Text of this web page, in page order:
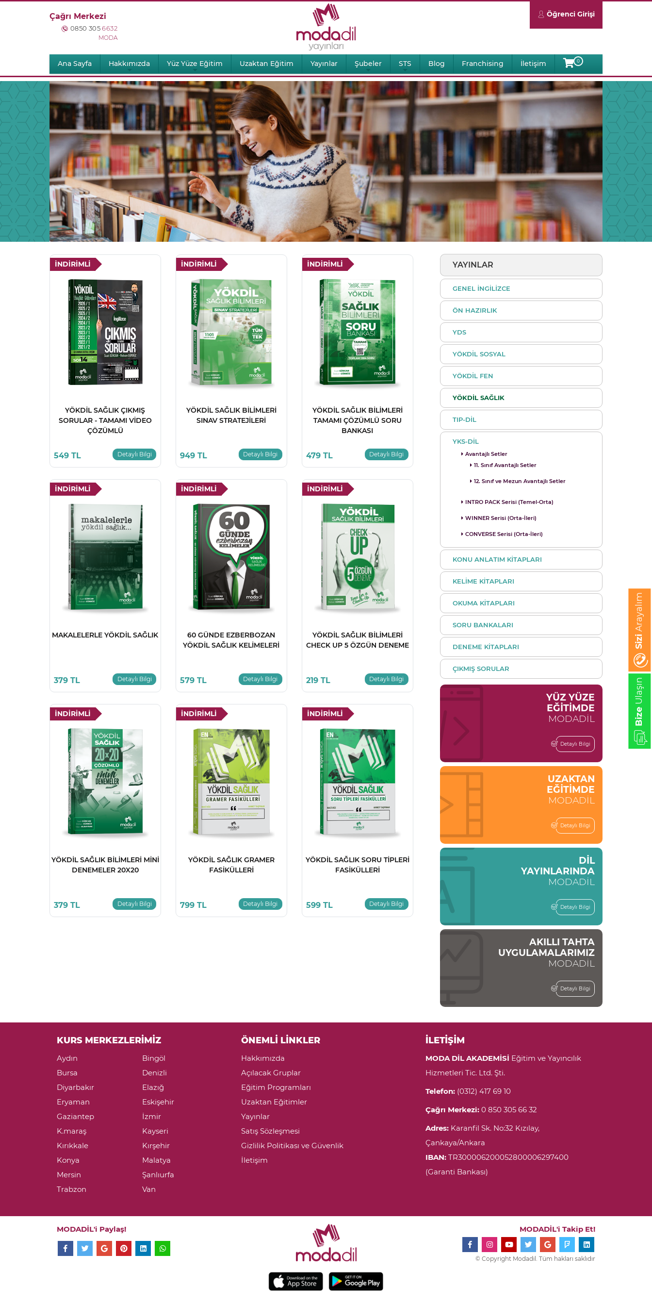
Çağrı Merkezi
0850 3056632
MODA
Öğrenci Girişi
Ana Sayfa Hakkımızda Yüz Yüze Eğitim Uzaktan Eğitim Yayınlar Şubeler STS Blog Franchising İletişim 0
İNDİRİMLİ
YÖKDİL SAĞLIK ÇIKMIŞ
SORULAR - TAMAMI VİDEO
ÇÖZÜMLÜ
549 TL Detaylı Bilgi
İNDİRİMLİ
YÖKDİL SAĞLIK BİLİMLERİ
SINAV STRATEJİLERİ
949 TL Detaylı Bilgi
İNDİRİMLİ
YÖKDİL SAĞLIK BİLİMLERİ
TAMAMI ÇÖZÜMLÜ SORU
BANKASI
479 TL Detaylı Bilgi
İNDİRİMLİ
MAKALELERLE YÖKDİL SAĞLIK
379 TL Detaylı Bilgi
İNDİRİMLİ
60 GÜNDE EZBERBOZAN
YÖKDİL SAĞLIK KELİMELERİ
579 TL Detaylı Bilgi
İNDİRİMLİ
YÖKDİL SAĞLIK BİLİMLERİ
CHECK UP 5 ÖZGÜN DENEME
219 TL Detaylı Bilgi
İNDİRİMLİ
YÖKDİL SAĞLIK BİLİMLERİ MİNİ
DENEMELER 20X20
379 TL Detaylı Bilgi
İNDİRİMLİ
YÖKDİL SAĞLIK GRAMER
FASİKÜLLERİ
799 TL Detaylı Bilgi
İNDİRİMLİ
YÖKDİL SAĞLIK SORU TİPLERİ
FASİKÜLLERİ
599 TL Detaylı Bilgi
YAYINLAR
GENEL İNGİLİZCE
ÖN HAZIRLIK
YDS
YÖKDİL SOSYAL
YÖKDİL FEN
YÖKDİL SAĞLIK
TIP-DİL
YKS-DİL
Avantajlı Setler
11. Sınıf Avantajlı Setler
12. Sınıf ve Mezun Avantajlı Setler
INTRO PACK Serisi (Temel-Orta)
WINNER Serisi (Orta-İleri)
CONVERSE Serisi (Orta-İleri)
KONU ANLATIM KİTAPLARI
KELİME KİTAPLARI
OKUMA KİTAPLARI
SORU BANKALARI
DENEME KİTAPLARI
ÇIKMIŞ SORULAR
YÜZ YÜZE
EĞİTİMDE
MODADİL
Detaylı Bilgi
UZAKTAN
EĞİTİMDE
MODADİL
Detaylı Bilgi
DİL
YAYINLARINDA
MODADİL
Detaylı Bilgi
AKILLI TAHTA
UYGULAMALARIMIZ
MODADİL
Detaylı Bilgi
KURS MERKEZLERİMİZ
Aydın
Bingöl
Bursa
Denizli
Diyarbakır
Elazığ
Eryaman
Eskişehir
Gaziantep
İzmir
K.maraş
Kayseri
Kırıkkale
Kırşehir
Konya
Malatya
Mersin
Şanlıurfa
Trabzon
Van
ÖNEMLİ LİNKLER
Hakkımızda
Açılacak Gruplar
Eğitim Programları
Uzaktan Eğitimler
Yayınlar
Satış Sözleşmesi
Gizlilik Politikası ve Güvenlik
İletişim
İLETİŞİM
MODA DİL AKADEMİSİ Eğitim ve Yayıncılık
Hizmetleri Tic. Ltd. Şti.
Telefon: (0312) 417 69 10
Çağrı Merkezi: 0 850 305 66 32
Adres: Karanfil Sk. No:32 Kızılay,
Çankaya/Ankara
IBAN: TR300006200052800006297400
(Garanti Bankası)
MODADİL'i Paylaş! MODADİL'i Takip Et!
© Copyright Modadil. Tüm hakları saklıdır
Bize
Ulaşın
Sizi
Arayalım